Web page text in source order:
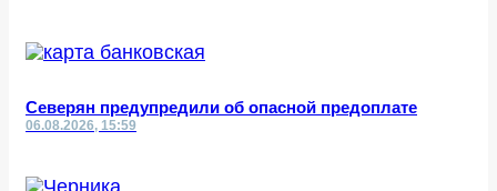
Северян предупредили об опасной предоплате
06.08.2026, 15:59